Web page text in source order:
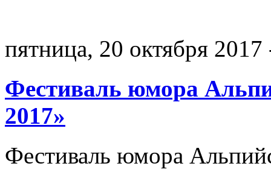
пятница, 20 октября
Фестиваль юмора
2017»
Фестиваль юмора